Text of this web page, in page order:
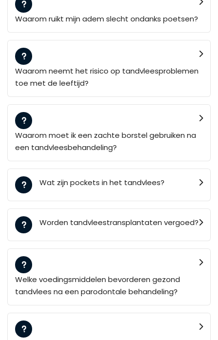
Waarom ruikt mijn adem slecht ondanks poetsen?
Waarom neemt het risico op tandvleesproblemen
toe met de leeftijd?
Waarom moet ik een zachte borstel gebruiken na
een tandvleesbehandeling?
Wat zijn pockets in het tandvlees?
Worden tandvleestransplantaten vergoed?
Welke voedingsmiddelen bevorderen gezond
tandvlees na een parodontale behandeling?